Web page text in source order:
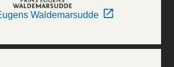
Waldemarsudde